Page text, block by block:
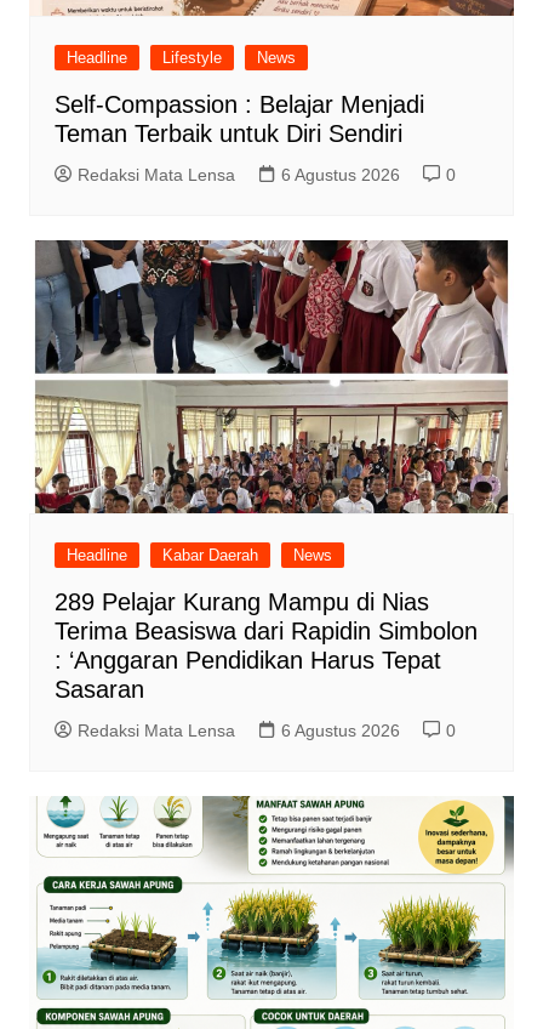
Headline Lifestyle News
Self-Compassion : Belajar Menjadi
Teman Terbaik untuk Diri Sendiri
Redaksi Mata Lensa 6 Agustus 2026 0
Headline Kabar Daerah News
289 Pelajar Kurang Mampu di Nias
Terima Beasiswa dari Rapidin Simbolon
: ‘Anggaran Pendidikan Harus Tepat
Sasaran
Redaksi Mata Lensa 6 Agustus 2026 0